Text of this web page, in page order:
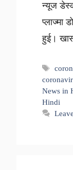
न्यूज
प्लाज्मा
हुई।
Tags
News in
Hindi